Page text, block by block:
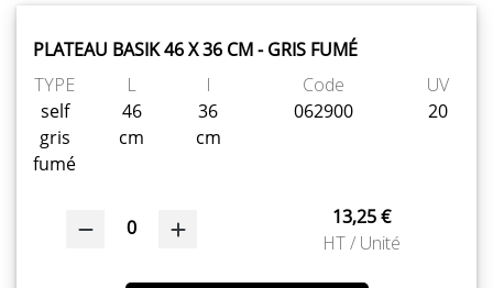
PLATEAU BASIK 46 X 36 CM - GRIS FUMÉ
TYPE
self
gris
fumé
L
46
cm
l
36
cm
Code
062900
UV
20
0
13,25 €
HT / Unité